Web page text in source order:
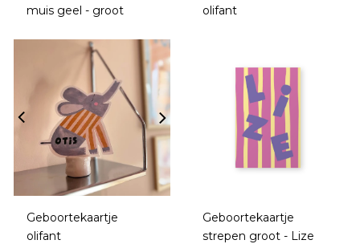
muis geel - groot
olifant
Geboortekaartje
olifant
Geboortekaartje
strepen groot - Lize